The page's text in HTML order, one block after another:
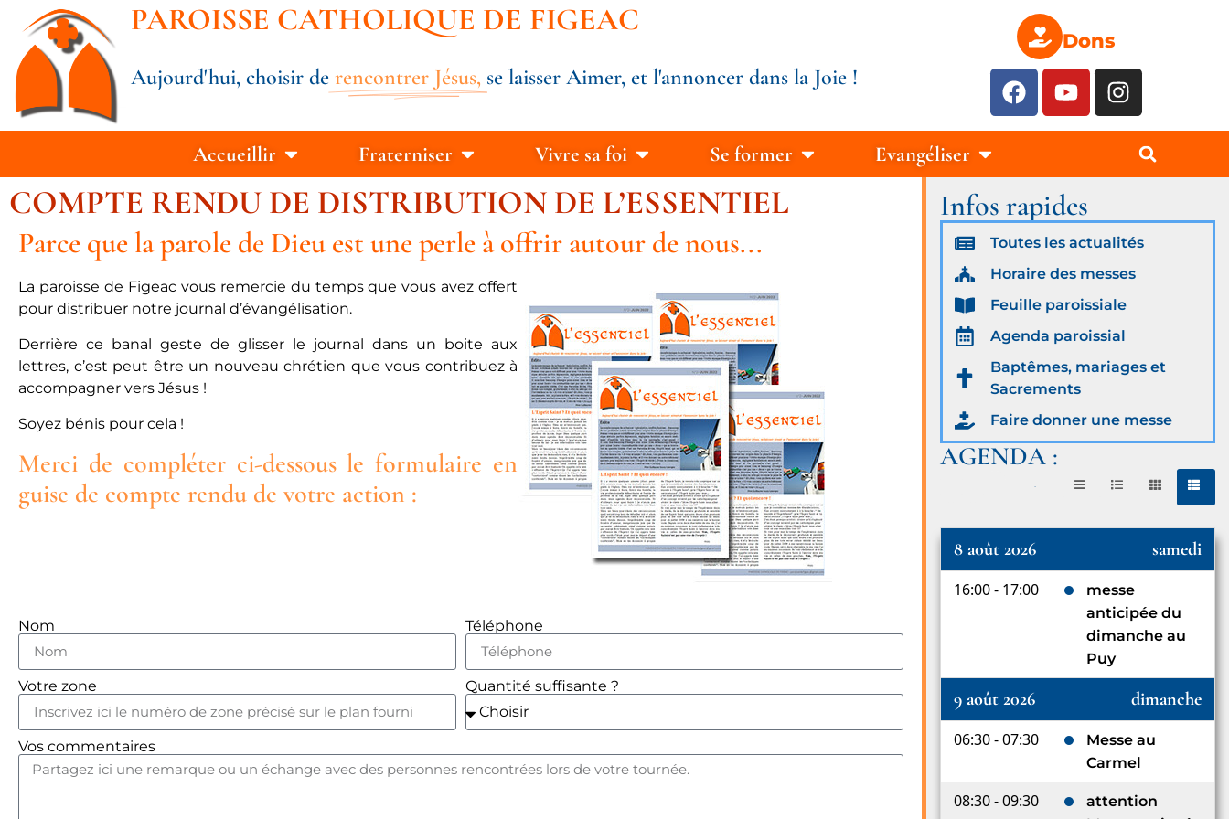
PAROISSE CATHOLIQUE DE FIGEAC
Aujourd'hui, choisir de rencontrer Jésus, se laisser Aimer, et l'annoncer dans la Joie !
Dons
Accueillir Fraterniser Vivre sa foi Se former Evangéliser
COMPTE RENDU DE DISTRIBUTION DE L’ESSENTIEL
Parce que la parole de Dieu est une perle à offrir autour de nous...
La paroisse de Figeac vous remercie du temps que vous avez offert
pour distribuer notre journal d’évangélisation.
Derrière ce banal geste de glisser le journal dans un boite aux
lettres, c’est peut être un nouveau chrétien que vous contribuez à
accompagner vers Jésus !
Soyez bénis pour cela !
Merci de compléter ci-dessous le formulaire en
guise de compte rendu de votre action :
Nom Téléphone
Votre zone Quantité suffisante ?
Vos commentaires
Infos rapides
Toutes les actualités
Horaire des messes
Feuille paroissiale
Agenda paroissial
Baptêmes, mariages et
Sacrements
Faire donner une messe
AGENDA :
8 août 2026 samedi
16:00 - 17:00
messe
anticipée du
dimanche au
Puy
9 août 2026 dimanche
06:30 - 07:30
Messe au
Carmel
08:30 - 09:30
attention